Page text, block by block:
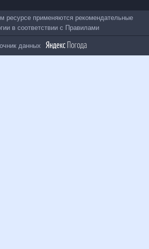
Все проекты
ресурсе применяются
технологии в соответствии с